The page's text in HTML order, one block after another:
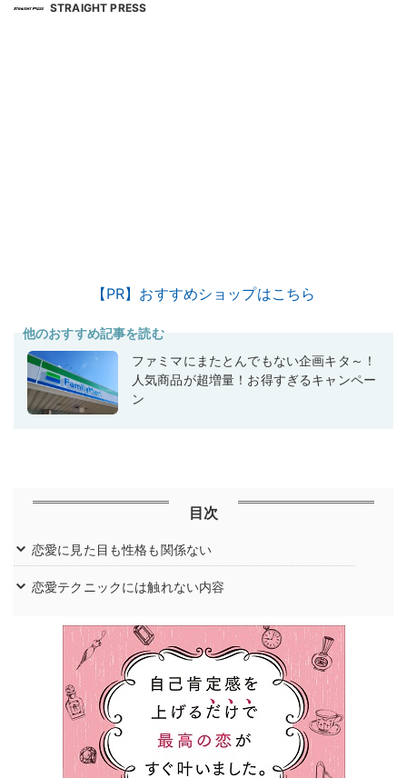
STRAIGHT PRESS
【PR】おすすめショップはこちら
他のおすすめ記事を読む
ファミマにまたとんでもない企画キタ～！
人気商品が超増量！お得すぎるキャンペー
ン
目次
恋愛に見た目も性格も関係ない
恋愛テクニックには触れない内容